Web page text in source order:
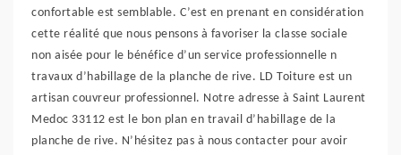
confortable est semblable. C’est en prenant en considération
cette réalité que nous pensons à favoriser la classe sociale
non aisée pour le bénéfice d’un service professionnelle n
travaux d’habillage de la planche de rive. LD Toiture est un
artisan couvreur professionnel. Notre adresse à Saint Laurent
Medoc 33112 est le bon plan en travail d’habillage de la
planche de rive. N’hésitez pas à nous contacter pour avoir